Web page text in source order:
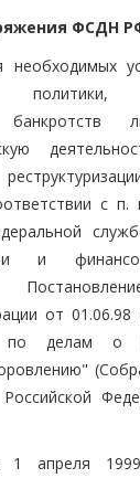
ФСДН
необходимых
банкротств
с
и
от 01.06.98
делам о
1 апреля